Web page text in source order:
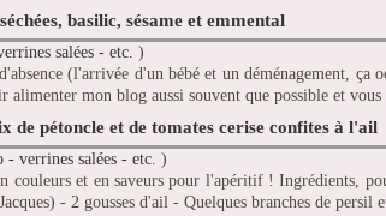
basilic, sésame et emmental
salées - etc. )
(l'arrivée d'un bébé et un déménagement,
alimenter mon blog aussi souvent que possible et
de pétoncle et de tomates cerise confites à l'ail
- verrines salées - etc. )
couleurs et en saveurs pour l'apéritif ! Ingrédients,
- 2 gousses d'ail - Quelques branches de persil